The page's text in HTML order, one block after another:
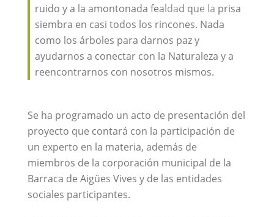
ruido y a la amontonada fealdad que la prisa
siembra en casi todos los rincones. Nada
como los árboles para darnos paz y
ayudarnos a conectar con la Naturaleza y a
reencontrarnos con nosotros mismos.
Se ha programado un acto de presentación del
proyecto que contará con la participación de
un experto en la materia, además de
miembros de la corporación municipal de la
Barraca de Aigües Vives y de las entidades
sociales participantes.